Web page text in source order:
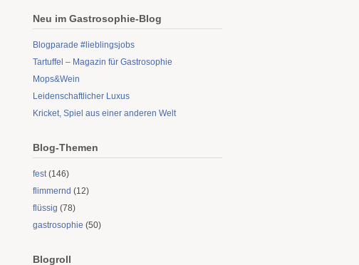
Neu im Gastrosophie-Blog
Blogparade #lieblingsjobs
Tartuffel – Magazin für Gastrosophie
Mops&Wein
Leidenschaftlicher Luxus
Kricket, Spiel aus einer anderen Welt
Blog-Themen
fest(146)
flimmernd (12)
flüssig (78)
gastrosophie (50)
Blogroll